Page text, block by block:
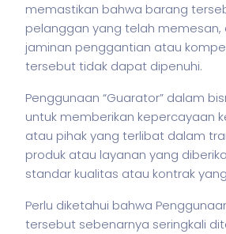
memastikan bahwa barang
pelanggan yang telah
jaminan penggantian atau
tersebut tidak dapat dipenuhi.
Penggunaan “Guarator” dalam
untuk memberikan kepercayaan
atau pihak yang terlibat dalam
produk atau layanan yang
standar kualitas atau kontrak
Perlu diketahui bahwa
tersebut sebenarnya seringkali